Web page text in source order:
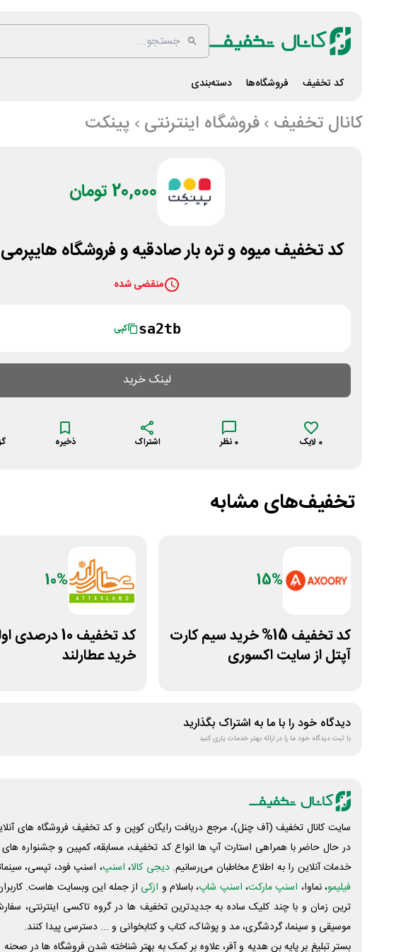
کد تخفیف فروشگاه‌ها دسته‌بندی
کانال تخفیف فروشگاه اینترنتی پینکت
20,000 تومان
کد تخفیف میوه و تره بار صادقیه و فروشگاه هایپرمی
منقضی شده
sa2tb کپی
لینک خرید
0 لایک 0 نظر اشتراک ذخیره
تخفیف‌های مشابه
15%
کد تخفیف 15% خرید سیم کارت
آپتل از سایت اکسوری
10%
کد تخفیف 10
خرید عطارلند
دیدگاه خود را با ما به اشتراک بگذارید
با ثبت دیدگاه خود ما را در ارائه بهتر خدمات یاری کنید
سایت کانال تخفیف (آف چنل)، مرجع دریافت رایگان کوپن و کد تخفیف فروشگاه های
در حال حاضر با همراهی استارت آپ ها انواع کد تخفیف، مسابقه، کمپین و جشنواره های
خدمات آنلاین را به اطلاع مخاطبان می‌رسانیم. دیجی کالا، اسنپ، اسنپ فود، تپسی،
فیلیمو، نماوا، اسنپ مارکت، اسنپ شاپ، باسلام و ازکی از جمله این وبسایت ‌هاست.
ترین زمان و با چند کلیک ساده به جدیدترین تخفیف ها در گروه تاکسی اینترنتی، سفارش
موسیقی و سینما، گردشگری، مد و پوشاک، کتاب و کتابخوانی و ... دسترسی پیدا کنند.
بستر تبلیغ بر پایه بن هدیه و آفر، علاوه بر کمک به بهتر شناخته شدن فروشگاه ها در